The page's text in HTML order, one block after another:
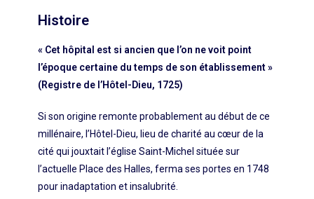
Histoire
« Cet hôpital est si ancien que l’on ne voit point
l’époque certaine du temps de son établissement »
(Registre de l’Hôtel-Dieu, 1725)
Si son origine remonte probablement au début de ce
millénaire, l’Hôtel-Dieu, lieu de charité au cœur de la
cité qui jouxtait l’église Saint-Michel située sur
l’actuelle Place des Halles, ferma ses portes en 1748
pour inadaptation et insalubrité.